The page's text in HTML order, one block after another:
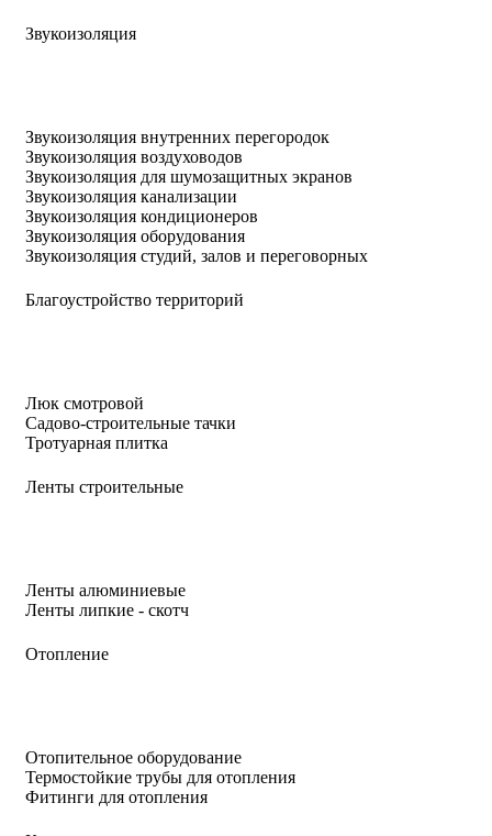
Звукоизоляция
Звукоизоляция внутренних перегородок
Звукоизоляция воздуховодов
Звукоизоляция для шумозащитных экранов
Звукоизоляция канализации
Звукоизоляция кондиционеров
Звукоизоляция оборудования
Звукоизоляция студий, залов и переговорных
Благоустройство территорий
Люк смотровой
Садово-строительные тачки
Тротуарная плитка
Ленты строительные
Ленты алюминиевые
Ленты липкие - скотч
Отопление
Отопительное оборудование
Термостойкие трубы для отопления
Фитинги для отопления